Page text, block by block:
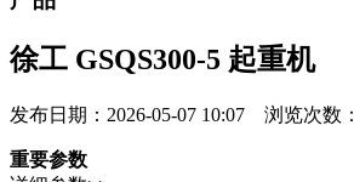
徐工 GSQS300-5 起重机
发布日期：2026-05-07 10:07 浏览次数：
重要参数